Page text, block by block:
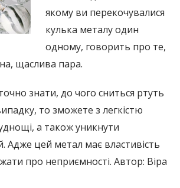
якому ви перекочувалися
кулька металу один
одному, говорить про те,
щаслива пара.
знати, до чого сниться ртуть
то зможете з легкістю
а також уникнути
Адже цей метал має властивість
про неприємності. Автор: Віра